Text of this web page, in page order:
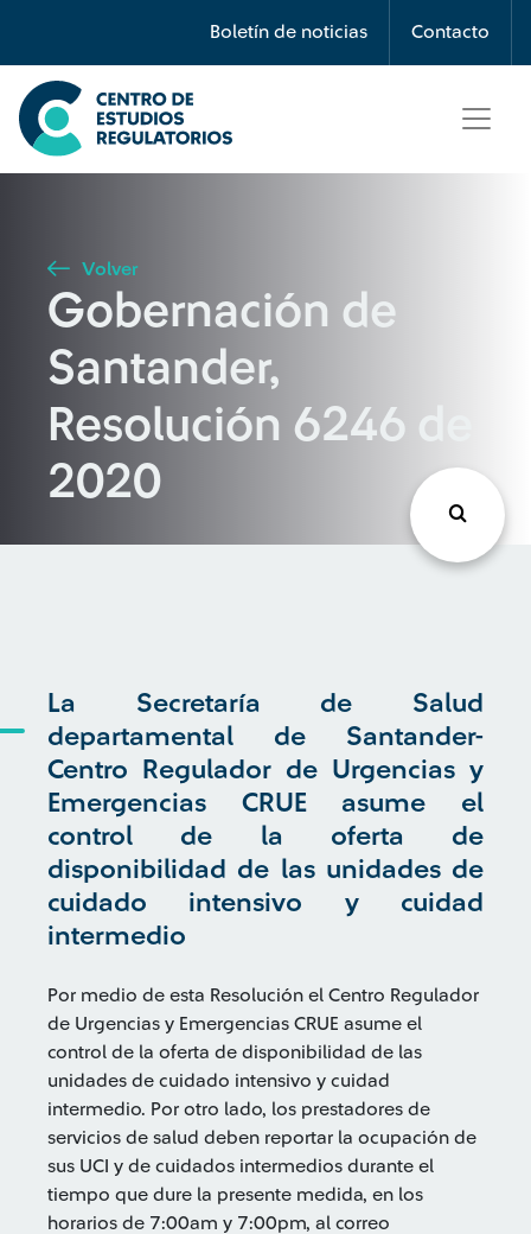
Boletín de noticias Contacto
Búsqueda
Seleccione país
Buscar
Volver
Gobernación de
Santander,
Resolución 6246 de
2020
La Secretaría de Salud
departamental de Santander-
Centro Regulador de Urgencias y
Emergencias CRUE asume el
control de la oferta de
disponibilidad de las unidades de
cuidado intensivo y cuidad
intermedio
Por medio de esta Resolución el Centro Regulador
de Urgencias y Emergencias CRUE asume el
control de la oferta de disponibilidad de las
unidades de cuidado intensivo y cuidad
intermedio. Por otro lado, los prestadores de
servicios de salud deben reportar la ocupación de
sus UCI y de cuidados intermedios durante el
tiempo que dure la presente medida, en los
horarios de 7:00am y 7:00pm, al correo